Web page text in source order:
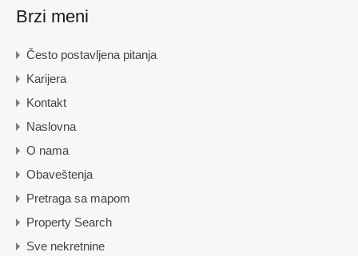
Brzi meni
Često postavljena pitanja
Karijera
Kontakt
Naslovna
O nama
Obaveštenja
Pretraga sa mapom
Property Search
Sve nekretnine